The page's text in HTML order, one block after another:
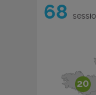
68
20